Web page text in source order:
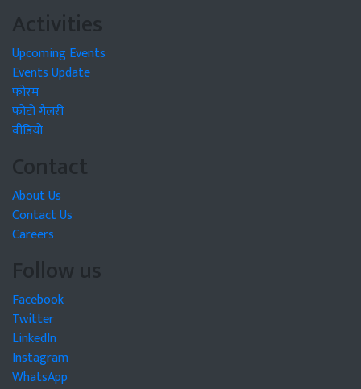
Activities
Upcoming Events
Events Update
फोरम
फोटो गैलरी
वीडियो
Contact
About Us
Contact Us
Careers
Follow us
Facebook
Twitter
LinkedIn
Instagram
WhatsApp